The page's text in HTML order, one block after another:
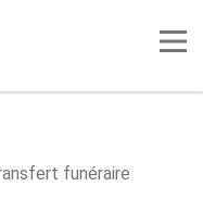
funéraire